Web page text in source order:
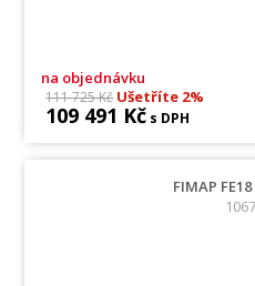
na objednávku
111 725 KčUšetříte 2%
109 491 Kč s DPH
FIMAP